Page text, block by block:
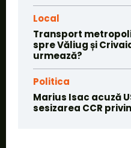
Local
Transport
spre Văliug și
urmează?
Politica
Marius Isac acuză
sesizarea CCR